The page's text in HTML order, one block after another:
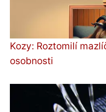
Kozy: Roztomilí
osobnosti